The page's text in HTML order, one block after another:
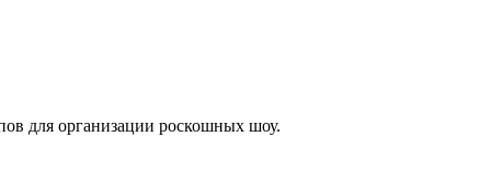
для организации роскошных шоу.